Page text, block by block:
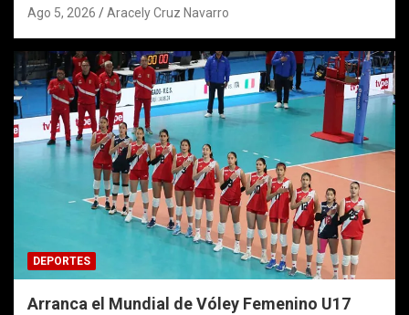
Ago 5, 2026 Aracely Cruz Navarro
DEPORTES
Arranca el Mundial de Vóley Femenino U17